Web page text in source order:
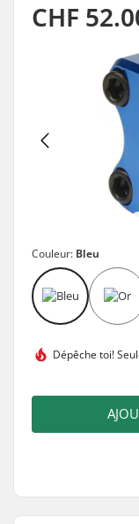
CHF
Couleur: Bleu
Dépêche toi!